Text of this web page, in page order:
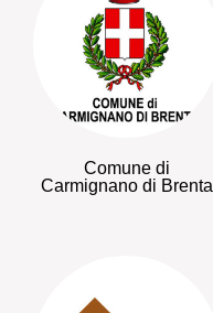
Comune di
Carmignano di Brenta